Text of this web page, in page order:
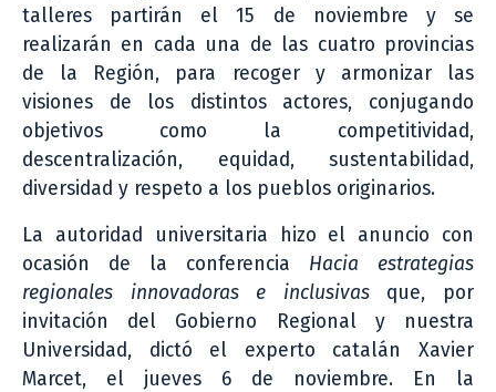
talleres partirán el 15 de noviembre y se
realizarán en cada una de las cuatro provincias
de la Región, para recoger y armonizar las
visiones de los distintos actores, conjugando
objetivos como la competitividad,
descentralización, equidad, sustentabilidad,
diversidad y respeto a los pueblos originarios.
La autoridad universitaria hizo el anuncio con
ocasión de la conferencia Hacia estrategias
regionales innovadoras e inclusivasque, por
invitación del Gobierno Regional y nuestra
Universidad, dictó el experto catalán Xavier
Marcet, el jueves 6 de noviembre. En la